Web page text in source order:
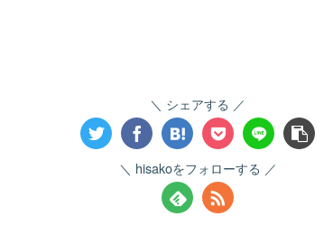
シェアする
hisakoをフォローする